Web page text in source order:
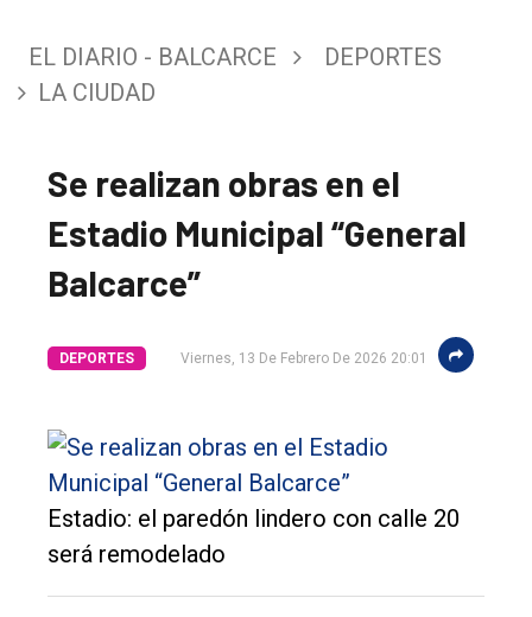
El
DIARIO
Balcarce
Inicio
EL DIARIO - BALCARCE
DEPORTES
LA CIUDAD
Se realizan obras en el
Estadio Municipal “General
Balcarce”
DEPORTES Viernes, 13 De Febrero De 2026 20:01
Estadio: el paredón lindero con calle 20
será remodelado